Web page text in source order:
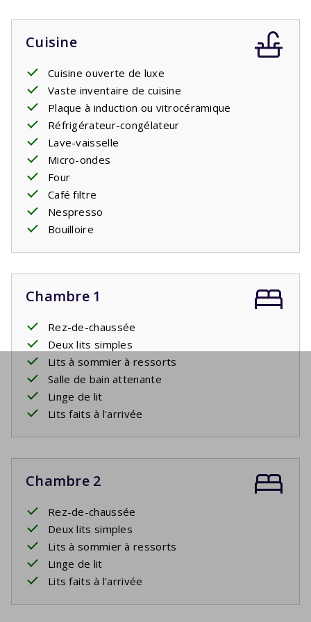
Cuisine
Cuisine ouverte de luxe
Vaste inventaire de cuisine
Plaque à induction ou vitrocéramique
Réfrigérateur-congélateur
Lave-vaisselle
Micro-ondes
Four
Café filtre
Nespresso
Bouilloire
Chambre 1
Rez-de-chaussée
Deux lits simples
Lits à sommier à ressorts
Salle de bain attenante
Linge de lit
Lits faits à l'arrivée
Chambre 2
Rez-de-chaussée
Deux lits simples
Lits à sommier à ressorts
Linge de lit
Lits faits à l'arrivée